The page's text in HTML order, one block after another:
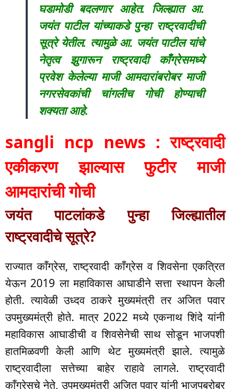
घडामोडी बदलणार आहेत. जिल्ह्यात आ.
जयंत पाटील यांच्याकडे पुन्हा राष्ट्रवादीची
सूत्रे येतील. त्यामुळे आ. जयंत पाटील यांचे
नेतृत्व झुगारून राष्ट्रवादी काँग्रेसमध्ये
प्रवेश केलेल्या माजी आमदारांबरोबर माजी
नगरसेवकांची चांगलीच गोची होण्याची
शक्यता आहे.
sangli ncp news : राष्ट्रवादी
एकीकरण झाल्यास फुटीर माजी
आमदारांची गोची
जयंत पाटलांकडे पुन्हा जिल्ह्यातील
राष्ट्रवादीचे सूत्रे?
राज्यात काँग्रेस, राष्ट्रवादी काँग्रेस व शिवसेना एकत्रित
येऊन 2019 ला महाविकास आघाडीने सत्ता स्थापन केली
होती. त्यावेळी उध्दव ठाकरे मुख्यमंत्री तर अजित पवार
उपमुख्यमंत्री होते. मात्र 2022 मध्ये एकनाथ शिंदे यांनी
महाविकास आघाडीची व शिवसेनेची साथ सोडून भाजपशी
हातमिळवणी केली आणि थेट मुख्यमंत्री झाले. त्यामुळे
राष्ट्रवादीला सत्तेच्या बाहेर राहावे लागले. राष्ट्रवादी
काँग्रेसचे नेते, उपमुख्यमंत्री अजित पवार यांनी भाजपबरोबर